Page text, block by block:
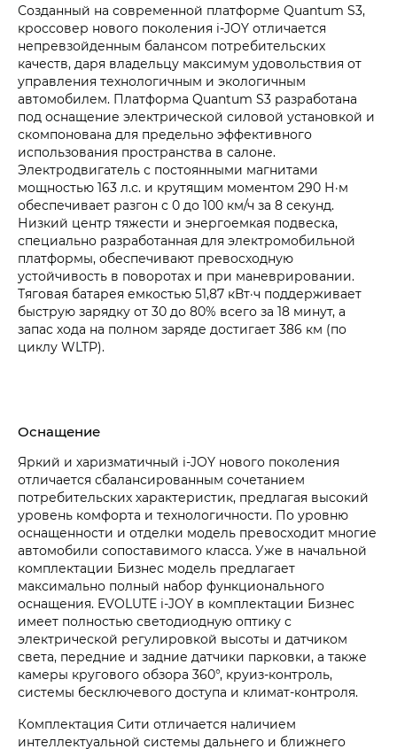
Созданный на современной платформе Quantum S3,
кроссовер нового поколения i‑JOY отличается
непревзойденным балансом потребительских
качеств, даря владельцу максимум удовольствия от
управления технологичным и экологичным
автомобилем. Платформа Quantum S3 разработана
под оснащение электрической силовой установкой и
скомпонована для предельно эффективного
использования пространства в салоне.
Электродвигатель с постоянными магнитами
мощностью 163 л.с. и крутящим моментом 290 Н·м
обеспечивает разгон с 0 до 100 км/ч за 8 секунд.
Низкий центр тяжести и энергоемкая подвеска,
специально разработанная для электромобильной
платформы, обеспечивают превосходную
устойчивость в поворотах и при маневрировании.
Тяговая батарея емкостью 51,87 кВт·ч поддерживает
быструю зарядку от 30 до 80% всего за 18 минут, а
запас хода на полном заряде достигает 386 км (по
циклу WLTP).
Оснащение
Яркий и харизматичный i‑JOY нового поколения
отличается сбалансированным сочетанием
потребительских характеристик, предлагая высокий
уровень комфорта и технологичности. По уровню
оснащенности и отделки модель превосходит многие
автомобили сопоставимого класса. Уже в начальной
комплектации Бизнес модель предлагает
максимально полный набор функционального
оснащения. EVOLUTE i‑JOY в комплектации Бизнес
имеет полностью светодиодную оптику с
электрической регулировкой высоты и датчиком
света, передние и задние датчики парковки, а также
камеры кругового обзора 360°, круиз-контроль,
системы бесключевого доступа и климат-контроля.
Комплектация Сити отличается наличием
интеллектуальной системы дальнего и ближнего